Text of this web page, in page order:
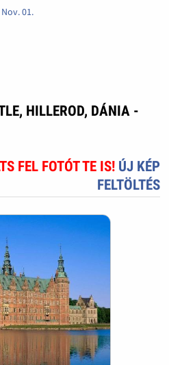
01.
HILLEROD, DÁNIA -
FEL FOTÓT TE IS! ÚJ KÉP
FELTÖLTÉS